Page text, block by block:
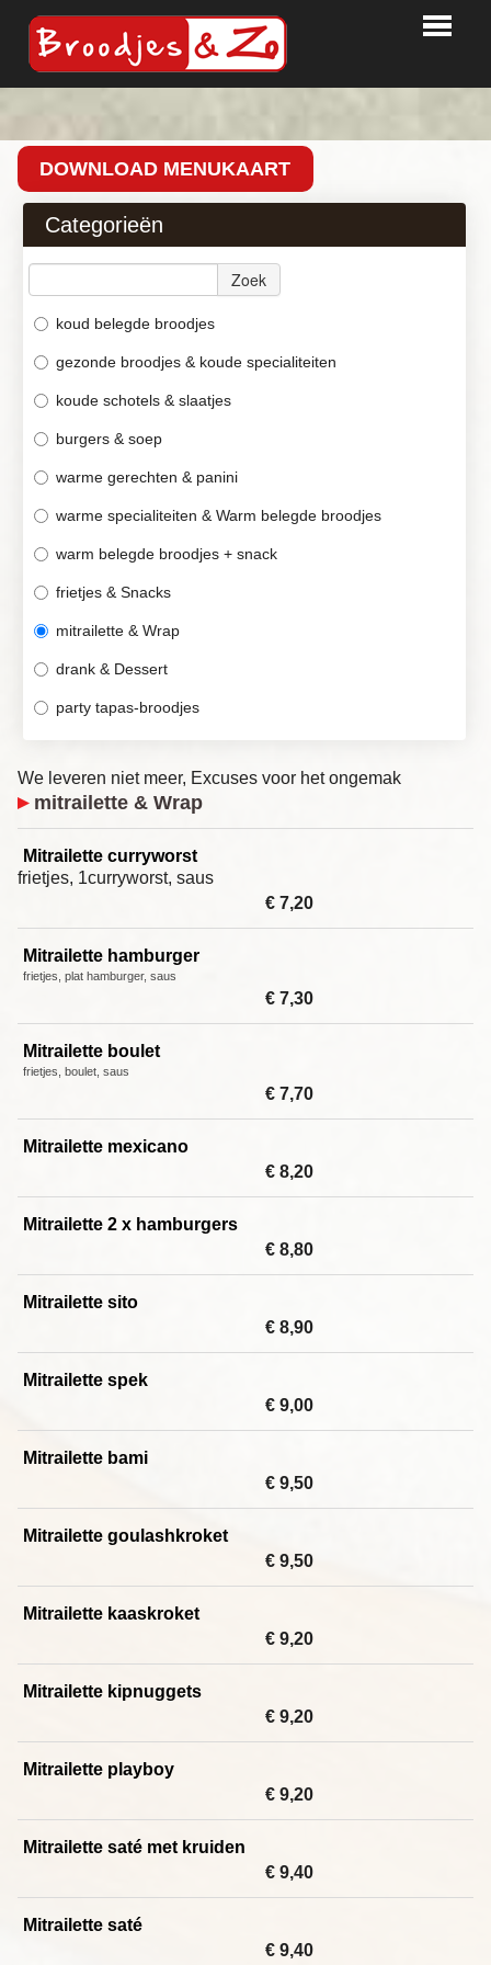
BESTELLEN
PARTY TIME
BEDRIJVEN
CONTACT
DOWNLOAD MENUKAART
Categorieën
Zoek
koud belegde broodjes
gezonde broodjes & koude specialiteiten
koude schotels & slaatjes
burgers & soep
warme gerechten & panini
warme specialiteiten & Warm belegde broodjes
warm belegde broodjes + snack
frietjes & Snacks
mitrailette & Wrap
drank & Dessert
party tapas-broodjes
We leveren niet meer, Excuses voor het ongemak
mitrailette & Wrap
Mitrailette curryworst
frietjes, 1curryworst, saus
€ 7,20
Mitrailette hamburger
frietjes, plat hamburger, saus
€ 7,30
Mitrailette boulet
frietjes, boulet, saus
€ 7,70
Mitrailette mexicano
€ 8,20
Mitrailette 2 x hamburgers
€ 8,80
Mitrailette sito
€ 8,90
Mitrailette spek
€ 9,00
Mitrailette bami
€ 9,50
Mitrailette goulashkroket
€ 9,50
Mitrailette kaaskroket
€ 9,20
Mitrailette kipnuggets
€ 9,20
Mitrailette playboy
€ 9,20
Mitrailette saté met kruiden
€ 9,40
Mitrailette saté
€ 9,40